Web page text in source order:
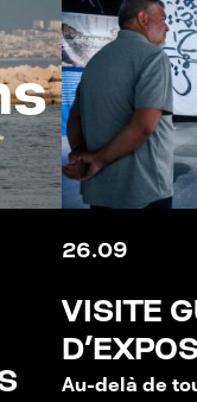
26.09
VISITE
Au-delà de